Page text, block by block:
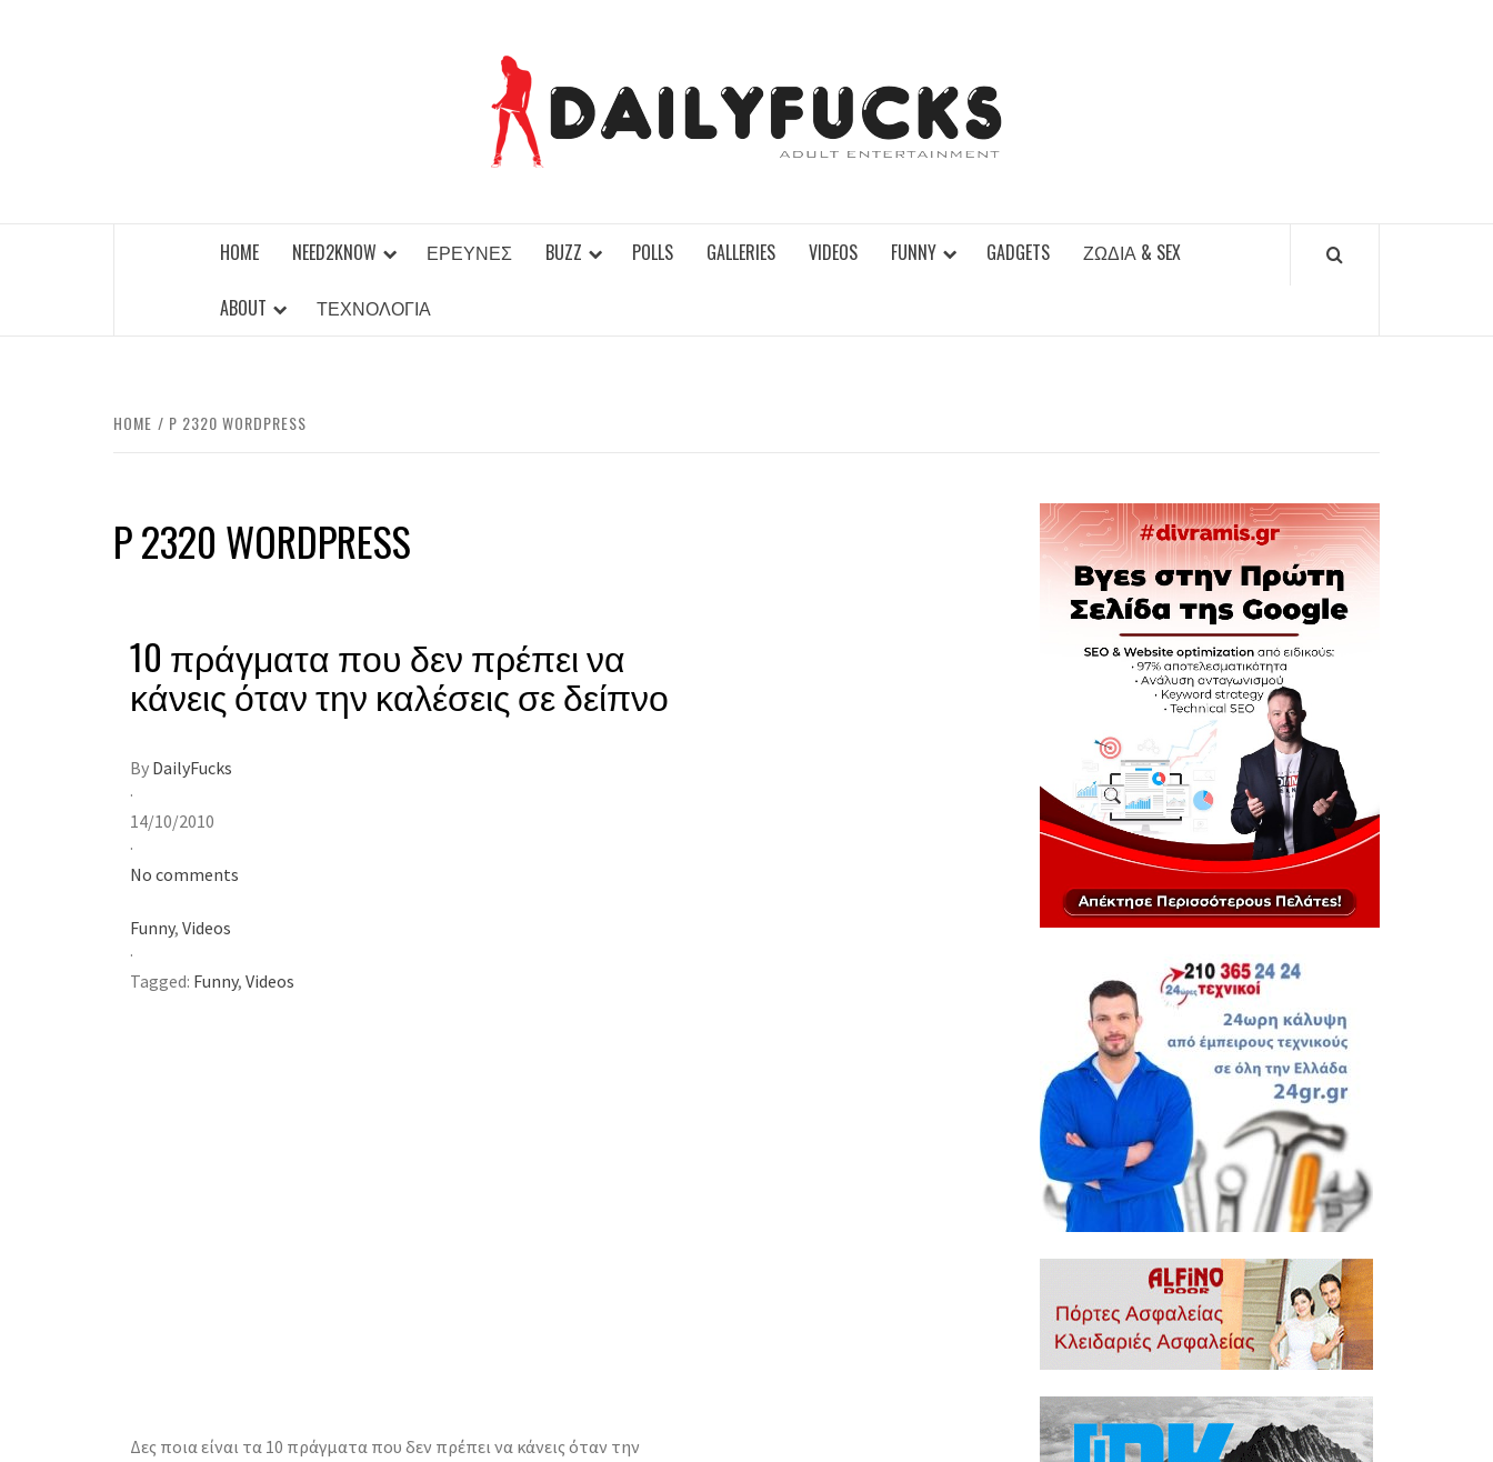
HOME NEED2KNOW ΈΡΕΥΝΕΣ BUZZ POLLS GALLERIES VIDEOS FUNNY GADGETS ΖΏΔΙΑ & SEX
ABOUT ΤΕΧΝΟΛΟΓΊΑ
HOME P 2320 WORDPRESS
P 2320 WORDPRESS
10 πράγματα που δεν πρέπει να
κάνεις όταν την καλέσεις σε δείπνο
By DailyFucks
·
14/10/2010
·
No comments
Funny, Videos
·
Tagged: Funny, Videos
Δες ποια είναι τα 10 πράγματα που δεν πρέπει να κάνεις όταν την